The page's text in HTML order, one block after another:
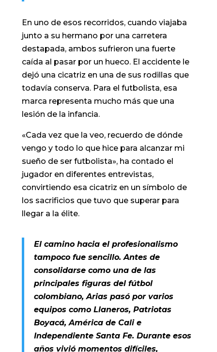
En uno de esos recorridos, cuando viajaba
junto a su hermano por una carretera
destapada, ambos sufrieron una fuerte
caída al pasar por un hueco. El accidente le
dejó una cicatriz en una de sus rodillas que
todavía conserva. Para el futbolista, esa
marca representa mucho más que una
lesión de la infancia.
«Cada vez que la veo, recuerdo de dónde
vengo y todo lo que hice para alcanzar mi
sueño de ser futbolista», ha contado el
jugador en diferentes entrevistas,
convirtiendo esa cicatriz en un símbolo de
los sacrificios que tuvo que superar para
llegar a la élite.
El camino hacia el profesionalismo
tampoco fue sencillo. Antes de
consolidarse como una de las
principales figuras del fútbol
colombiano, Arias pasó por varios
equipos como Llaneros, Patriotas
Boyacá, América de Cali e
Independiente Santa Fe. Durante esos
años vivió momentos difíciles,